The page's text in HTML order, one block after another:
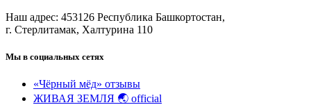
Наш адрес: 453126 Республика Башкортостан,
г. Стерлитамак, Халтурина 110
Мы в социальных сетях
«Чёрный мёд» отзывы
ЖИВАЯ ЗЕМЛЯ 🌏 official